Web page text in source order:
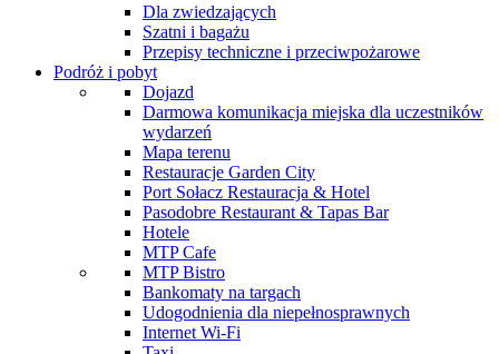
Dla zwiedzających
Szatni i bagażu
Przepisy techniczne i przeciwpożarowe
Podróż i pobyt
Dojazd
Darmowa komunikacja miejska dla uczestników
wydarzeń
Mapa terenu
Restauracje Garden City
Port Sołacz Restauracja & Hotel
Pasodobre Restaurant & Tapas Bar
Hotele
MTP Cafe
MTP Bistro
Bankomaty na targach
Udogodnienia dla niepełnosprawnych
Internet Wi-Fi